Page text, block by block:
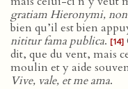
gratiam Hieronymi,
bien qu’il est bien
nititur fama publica. [14]
dit, que du vent, mais
moulin et y aide
Vive, vale, et me ama.